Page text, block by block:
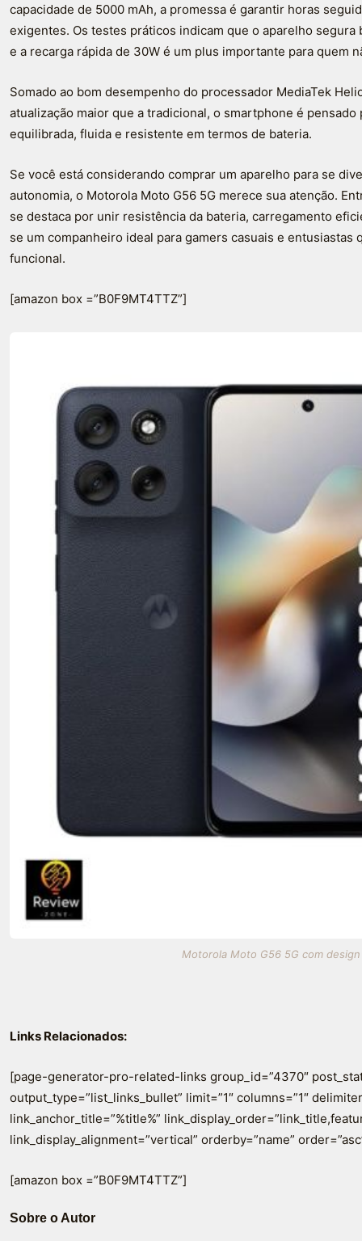
capacidade de 5000 mAh, a promessa é garantir horas
exigentes. Os testes práticos indicam que o aparelho
e a recarga rápida de 30W é um plus importante para quem
Somado ao bom desempenho do processador MediaTek
atualização maior que a tradicional, o smartphone é
equilibrada, fluida e resistente em termos de bateria.
Se você está considerando comprar um aparelho para se
autonomia, o Motorola Moto G56 5G merece sua atenção.
se destaca por unir resistência da bateria, carregamento
se um companheiro ideal para gamers casuais e entusiastas
funcional.
[amazon box =”B0F9MT4TTZ”]
Motorola Moto G56 5G com
Links Relacionados:
[page-generator-pro-related-links group_id=”4370″
output_type=”list_links_bullet” limit=”1″ columns=”1″
link_anchor_title=”%title%”
link_display_alignment=”vertical” orderby=”name”
[amazon box =”B0F9MT4TTZ”]
Sobre o Autor